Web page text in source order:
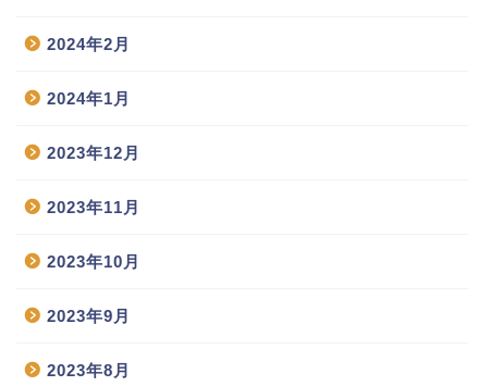
2024年2月
2024年1月
2023年12月
2023年11月
2023年10月
2023年9月
2023年8月